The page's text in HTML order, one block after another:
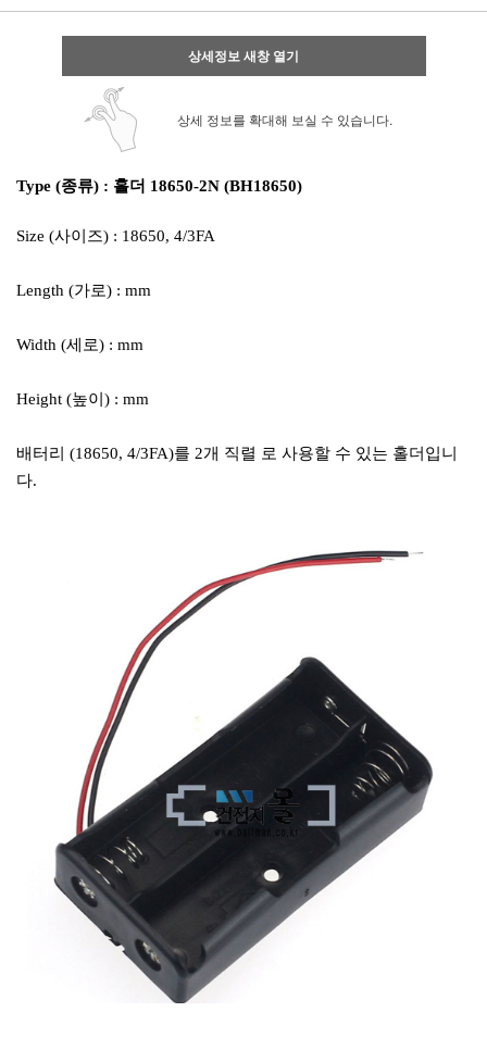
상세정보 새창 열기
상세 정보를 확대해 보실 수 있습니다.
Type (종류) : 홀더 18650-2N (BH18650)
Size (사이즈) : 18650, 4/3FA
Length (가로) : mm
Width (세로) : mm
Height (높이) : mm
배터리 (18650, 4/3FA)를 2개 직렬 로 사용할 수 있는 홀더입니
다.